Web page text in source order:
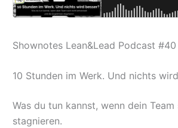
Shownotes Lean&Lead Podcast #40
10 Stunden im Werk. Und nichts
Was du tun kannst, wenn dein
stagnieren.